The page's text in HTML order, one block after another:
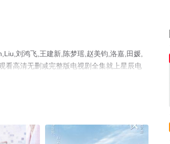
刘鸿飞,王建新,陈梦瑶,赵美钧,洛嘉,田媛,
看高清无删减完整版电视剧全集就上星辰电
了解。